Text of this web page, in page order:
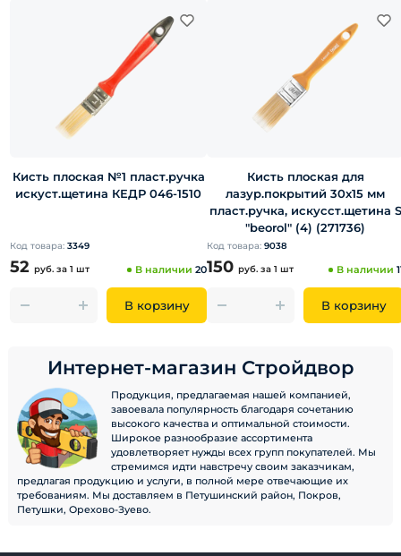
Кисть плоская №1 пласт.ручка
искуст.щетина КЕДР 046-1510
Код товара: 3349
52 руб. за 1 шт В наличии 20
В корзину
Кисть плоская для
лазур.покрытий 30х15 мм
пласт.ручка, искусст.щетина S
"beorol" (4) (271736)
Код товара: 9038
150 руб. за 1 шт В наличии
В корзину
Интернет-магазин Стройдвор
Продукция, предлагаемая нашей компанией,
завоевала популярность благодаря сочетанию
высокого качества и оптимальной стоимости.
Широкое разнообразие ассортимента
удовлетворяет нужды всех групп покупателей. Мы
стремимся идти навстречу своим заказчикам,
предлагая продукцию и услуги, в полной мере отвечающие их
требованиям. Мы доставляем в Петушинский район, Покров,
Петушки, Орехово-Зуево.